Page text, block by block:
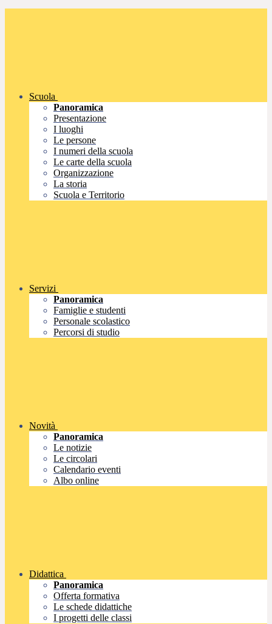
Scuola
Panoramica
Presentazione
I luoghi
Le persone
I numeri della scuola
Le carte della scuola
Organizzazione
La storia
Scuola e Territorio
Servizi
Panoramica
Famiglie e studenti
Personale scolastico
Percorsi di studio
Novità
Panoramica
Le notizie
Le circolari
Calendario eventi
Albo online
Didattica
Panoramica
Offerta formativa
Le schede didattiche
I progetti delle classi